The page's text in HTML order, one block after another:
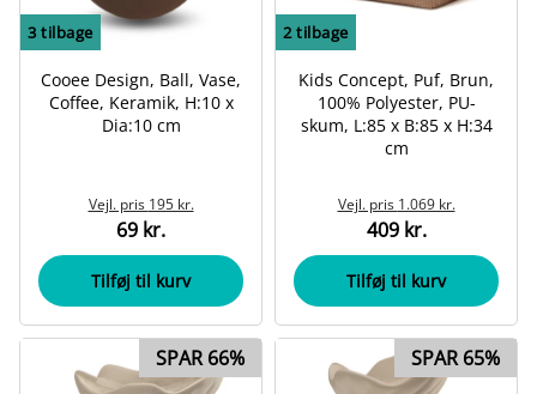
3tilbage
Cooee Design, Ball, Vase,
Coffee, Keramik, H:10 x
Dia:10 cm
Vejl. pris 195 kr.
69 kr.
Tilføj til kurv
2tilbage
Kids Concept, Puf, Brun,
100% Polyester, PU-
skum, L:85 x B:85 x H:34
cm
Vejl. pris 1.069 kr.
409 kr.
Tilføj til kurv
SPAR 66% SPAR 65%